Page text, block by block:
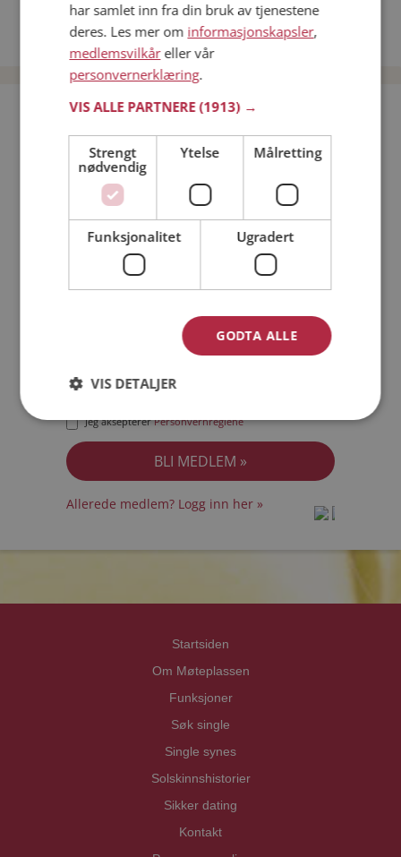
Date kvinner i Norge
Date menn i Norge
Bli medlem gratis!
Jeg er en:
Jeg akseptererPersonvernreglene
Allerede medlem? Logg inn her »
Startsiden
Om Møteplassen
Funksjoner
Søk single
Single synes
Solskinnshistorier
Sikker dating
Kontakt
har samlet inn fra din bruk av tjenestene
deres. Les mer om informasjonskapsler,
medlemsvilkåreller vår
personvernerklæring.
VIS ALLE PARTNERE(1913) →
Strengt
nødvendig
Ytelse Målretting
Funksjonalitet Ugradert
GODTA ALLE
VIS DETALJER